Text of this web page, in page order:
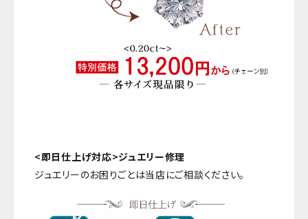
<即日仕上げ対応>ジュエリー修理
ジュエリーのお困りごとは当店にご相談ください。